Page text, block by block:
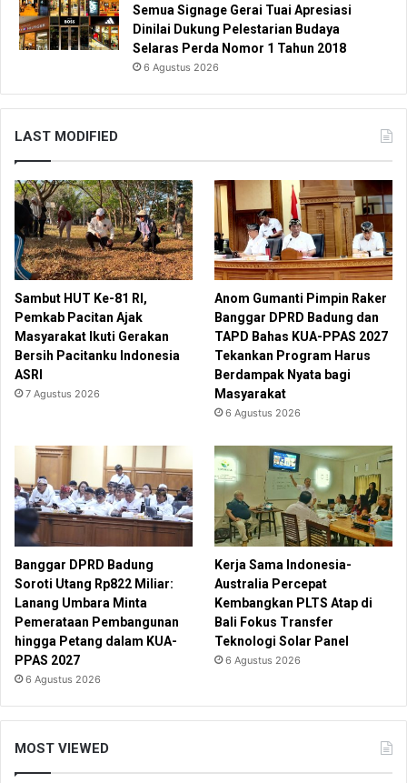
Semua Signage Gerai Tuai Apresiasi
Dinilai Dukung Pelestarian Budaya
Selaras Perda Nomor 1 Tahun 2018
6 Agustus 2026
LAST MODIFIED
Sambut HUT Ke-81 RI,
Pemkab Pacitan Ajak
Masyarakat Ikuti Gerakan
Bersih Pacitanku Indonesia
ASRI
7 Agustus 2026
Anom Gumanti Pimpin Raker
Banggar DPRD Badung dan
TAPD Bahas KUA-PPAS 2027
Tekankan Program Harus
Berdampak Nyata bagi
Masyarakat
6 Agustus 2026
Banggar DPRD Badung
Soroti Utang Rp822 Miliar:
Lanang Umbara Minta
Pemerataan Pembangunan
hingga Petang dalam KUA-
PPAS 2027
6 Agustus 2026
Kerja Sama Indonesia-
Australia Percepat
Kembangkan PLTS Atap di
Bali Fokus Transfer
Teknologi Solar Panel
6 Agustus 2026
MOST VIEWED